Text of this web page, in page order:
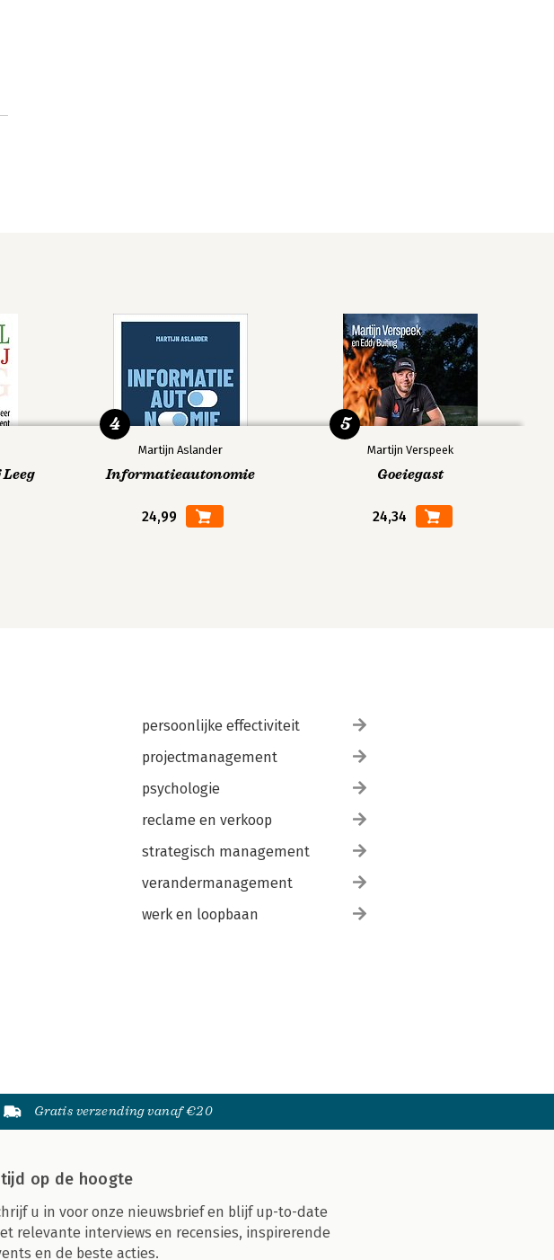
Martijn Aslander
Informatieautonomie
24,99
4
Martijn Verspeek
Goeiegast
24,34
5
persoonlijke effectiviteit
projectmanagement
psychologie
reclame en verkoop
strategisch management
verandermanagement
werk en loopbaan
Gratis verzending vanaf €20
op de hoogte
u in voor onze nieuwsbrief en blijf up-to-date
relevante interviews en recensies, inspirerende
en de beste acties.